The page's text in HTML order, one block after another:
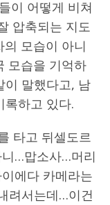
이 어떻게 비쳐
압축되는 지도
모습이 아니
모습을 기억하
이 말했다고, 남
록하고 있다.
타고 뒤셀도르
니…맙소사…머리
에다 카메라는
려서는데…이건